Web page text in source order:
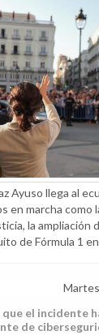
Ayuso llega al
en marcha como
la ampliación
de Fórmula 1
el incidente
de